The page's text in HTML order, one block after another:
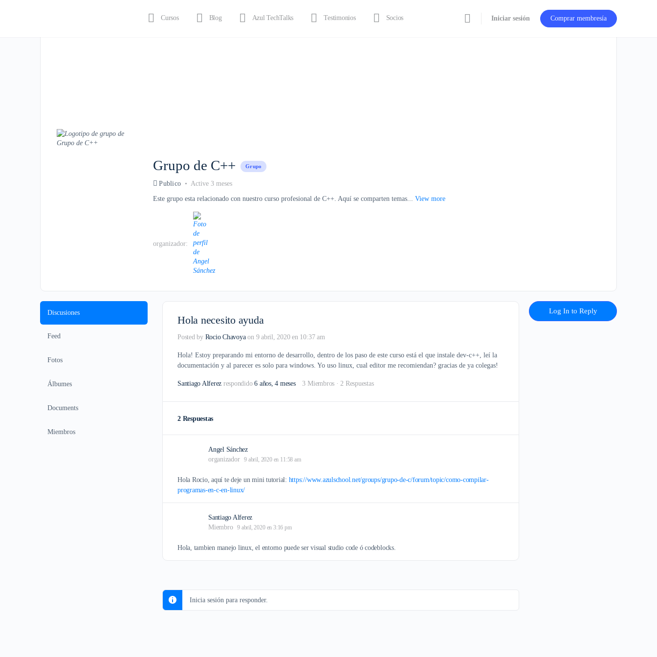
Cursos Blog Azul TechTalks Testimonios Socios Iniciar sesión Comprar membresía
Grupo de C++ Grupo
Publico Active 3 meses
Este grupo esta relacionado con nuestro curso profesional de C++. Aquí se comparten temas... View more
organizador:
Discusiones
Feed
Fotos
Álbumes
Documents
Miembros
Hola necesito ayuda
Posted by Rocio Chavoya on 9 abril, 2020 en 10:37 am
Hola! Estoy preparando mi entorno de desarrollo, dentro de los paso de este curso está el que instale dev-c++, leí la
documentación y al parecer es solo para windows. Yo uso linux, cual editor me recomiendan? gracias de ya colegas!
Santiago Alferez respondido6 años, 4 meses 3 Miembros · 2 Respuestas
2 Respuestas
Angel Sánchez
organizador
9 abril, 2020 en 11:58 am
Hola Rocio, aquí te deje un mini tutorial: https://www.azulschool.net/groups/grupo-de-c/forum/topic/como-compilar-
programas-en-c-en-linux/
Santiago Alferez
Miembro
9 abril, 2020 en 3:16 pm
Hola, tambien manejo linux, el entorno puede ser visual studio code ó codeblocks.
Inicia sesión para responder.
Log In to Reply